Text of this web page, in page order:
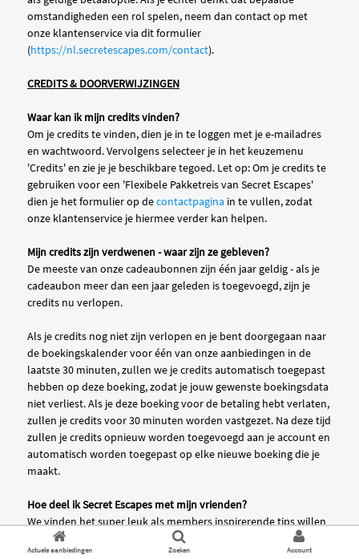
omstandigheden een rol spelen, neem dan contact op met
onze klantenservice via dit formulier
(https://nl.secretescapes.com/contact).
CREDITS & DOORVERWIJZINGEN
Waar kan ik mijn credits vinden?
Om je credits te vinden, dien je in te loggen met je e-mailadres
en wachtwoord. Vervolgens selecteer je in het keuzemenu
'Credits' en zie je je beschikbare tegoed. Let op: Om je credits te
gebruiken voor een 'Flexibele Pakketreis van Secret Escapes'
dien je het formulier op decontactpagina in te vullen, zodat
onze klantenservice je hiermee verder kan helpen.
Mijn credits zijn verdwenen - waar zijn ze gebleven?
De meeste van onze cadeaubonnen zijn één jaar geldig - als je
cadeaubon meer dan een jaar geleden is toegevoegd, zijn je
credits nu verlopen.
Als je credits nog niet zijn verlopen en je bent doorgegaan naar
de boekingskalender voor één van onze aanbiedingen in de
laatste 30 minuten, zullen we je credits automatisch toegepast
hebben op deze boeking, zodat je jouw gewenste boekingsdata
niet verliest. Als je deze boeking voor de betaling hebt verlaten,
zullen je credits voor 30 minuten worden vastgezet. Na deze tijd
zullen je credits opnieuw worden toegevoegd aan je account en
automatisch worden toegepast op elke nieuwe boeking die je
maakt.
Hoe deel ik Secret Escapes met mijn vrienden?
We vinden het super leuk als members inspirerende tips willen
delen met familie en vrienden - zo leuk dat we je credits
aanbieden voor elke succesvolle doorverwijzing (wanneer ze
Actuele aanbiedingen Zoeken Account